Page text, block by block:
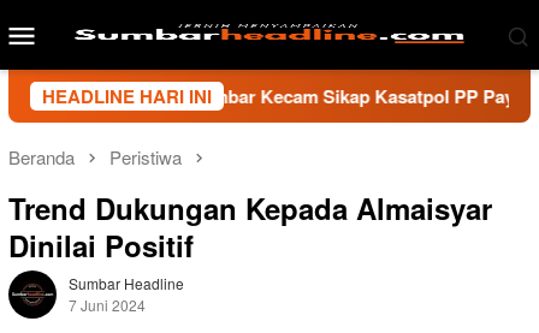
ke
Menu
Mobile
HEADLINE HARI INI
Sumbar Kecam Sikap Kasatpol PP Payakumbuh,
Beranda Peristiwa
Trend Dukungan Kepada Almaisyar
Dinilai Positif
Sumbar Headline
7 Juni 2024